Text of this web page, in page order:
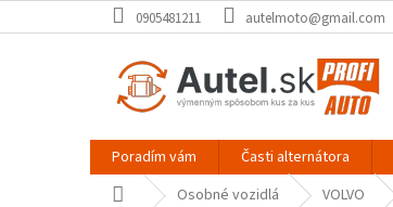
na
0905481211 autelmoto@gmail.com
Poradím vám Časti alternátora
Domov Osobné vozidlá VOLVO